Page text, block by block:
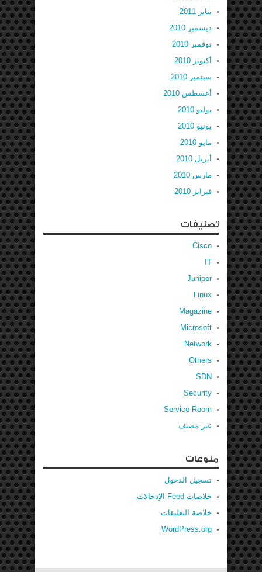
يناير 2011
ديسمبر 2010
نوفمبر 2010
أكتوبر 2010
سبتمبر 2010
أغسطس 2010
يوليو 2010
يونيو 2010
مايو 2010
أبريل 2010
مارس 2010
فبراير 2010
تصنيفات
Cisco
IT
Juniper
Linux
Magazine
Microsoft
Network
Others
SDN
Security
Service Room
غير مصنف
منوعات
تسجيل الدخول
خلاصات Feed الإدخالات
خلاصة التعليقات
WordPress.org